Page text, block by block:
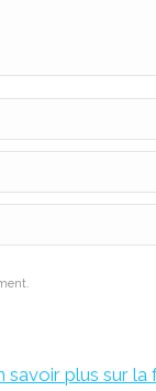
savoir plus sur